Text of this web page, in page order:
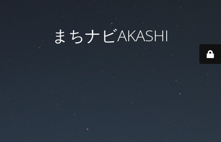
まちナビAKASHI